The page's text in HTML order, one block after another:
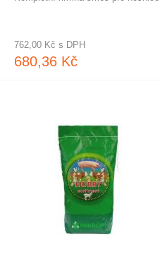
762,00 Kč s DPH
680,36 Kč